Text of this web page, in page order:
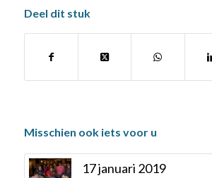
Deel dit stuk
Misschien ook iets voor u
17 januari 2019